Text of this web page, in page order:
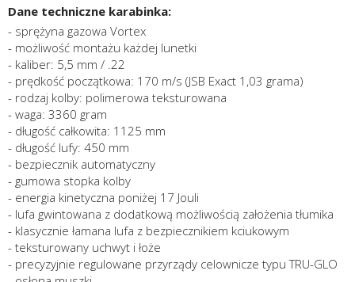
Dane techniczne karabinka:
- sprężyna gazowa Vortex
- możliwość montażu każdej lunetki
- kaliber: 5,5 mm / .22
- prędkość początkowa: 170 m/s (JSB Exact 1,03 grama)
- rodzaj kolby: polimerowa teksturowana
- waga: 3360 gram
- długość całkowita: 1125 mm
- długość lufy: 450 mm
- bezpiecznik automatyczny
- gumowa stopka kolby
- energia kinetyczna poniżej 17 Jouli
- lufa gwintowana z dodatkową możliwością założenia tłumika
- klasycznie łamana lufa z bezpiecznikiem kciukowym
- teksturowany uchwyt i łoże
- precyzyjnie regulowane przyrządy celownicze typu TRU-GLO